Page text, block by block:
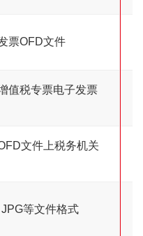
票OFD文件
值税专票电子发票
文件上税务机关
等文件格式